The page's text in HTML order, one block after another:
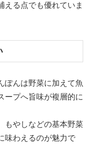
える点でも優れていま
ぽんは野菜に加えて魚
ープへ旨味が複層的に
もやしなどの基本野菜
味わえるのが魅力で